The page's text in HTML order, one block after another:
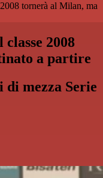
tornerà al Milan, ma
2008
a partire
di mezza Serie